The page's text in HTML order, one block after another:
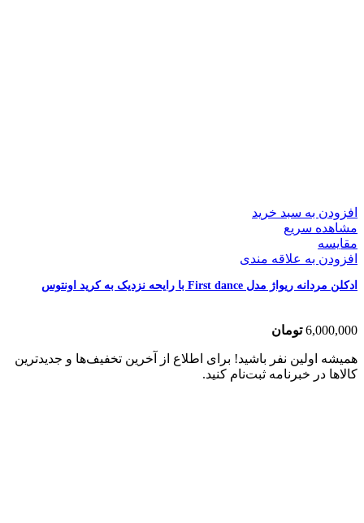
افزودن به سبد خرید
مشاهده سریع
مقایسه
افزودن به علاقه مندی
ادکلن مردانه ریواژ مدل First dance با رایحه نزدیک به کرید اونتوس
6,000,000 تومان
همیشه اولین نفر باشید! برای اطلاع از آخرین تخفیف‌ها و جدیدترین
کالاها در خبرنامه ثبت‌نام کنید.